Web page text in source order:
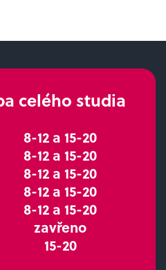
celého studia
8-12 a 15-20
8-12 a 15-20
8-12 a 15-20
8-12 a 15-20
8-12 a 15-20
zavřeno
15-20